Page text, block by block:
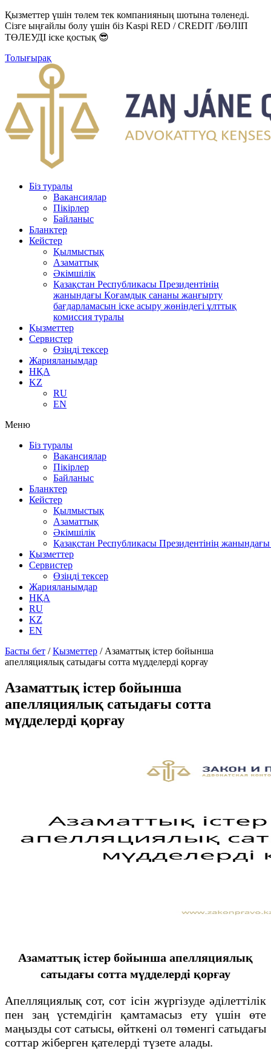
Қызметтер үшін төлем тек компанияның шотына төленеді.
Сізге ыңғайлы болу үшін біз Kaspi RED / CREDIT /БӨЛІП
ТӨЛЕУДІ іске қостық 😎
Толығырақ
Біз туралы
Вакансиялар
Пікірлер
Байланыс
Бланктер
Кейстер
Қылмыстық
Азаматтық
Әкімшілік
Қазақстан Республикасы Президентінің
жанындағы Қоғамдық сананы жаңғырту
бағдарламасын іске асыру жөніндегі ұлттық
комиссия туралы
Қызметтер
Сервистер
Өзіңді тексер
Жарияланымдар
НҚА
KZ
RU
EN
Меню
Біз туралы
Вакансиялар
Пікірлер
Байланыс
Бланктер
Кейстер
Қылмыстық
Азаматтық
Әкімшілік
Қазақстан Республикасы Президентінің
Қызметтер
Сервистер
Өзіңді тексер
Жарияланымдар
НҚА
RU
KZ
EN
Басты бет /Қызметтер / Азаматтық істер бойынша
апелляциялық сатыдағы сотта мүдделерді қорғау
Азаматтық істер бойынша
апелляциялық сатыдағы сотта
мүдделерді қорғау
Азаматтық істер бойынша апелляциялық
сатыдағы сотта мүдделерді қорғау
Апелляциялық сот, сот ісін жүргізуде әділеттілік
пен заң үстемдігін қамтамасыз ету үшін өте
маңызды сот сатысы, өйткені ол төменгі сатыдағы
соттар жіберген қателерді түзете алады.